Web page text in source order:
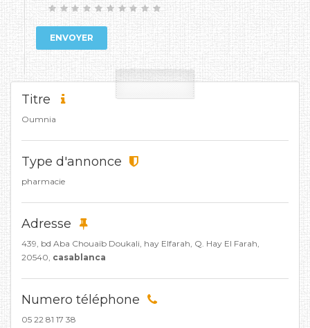
ENVOYER
Titre
Oumnia
Type d'annonce
pharmacie
Adresse
439, bd Aba Chouaïb Doukali, hay Elfarah, Q. Hay El Farah,
20540, casablanca
Numero téléphone
05 22 81 17 38